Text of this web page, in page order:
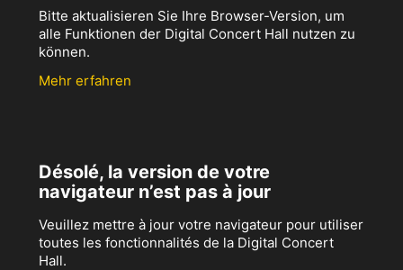
Bitte aktualisieren Sie Ihre Browser-Version, um
alle Funktionen der Digital Concert Hall nutzen zu
können.
Mehr erfahren
Désolé, la version de votre
navigateur n’est pas à jour
Veuillez mettre à jour votre navigateur pour utiliser
toutes les fonctionnalités de la Digital Concert
Hall.